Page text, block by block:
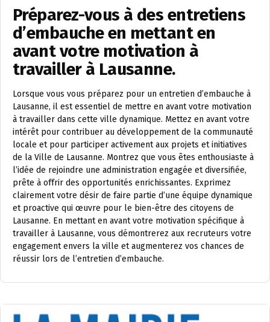
Préparez-vous à des entretiens
d’embauche en mettant en
avant votre motivation à
travailler à Lausanne.
Lorsque vous vous préparez pour un entretien d’embauche à
Lausanne, il est essentiel de mettre en avant votre motivation
à travailler dans cette ville dynamique. Mettez en avant votre
intérêt pour contribuer au développement de la communauté
locale et pour participer activement aux projets et initiatives
de la Ville de Lausanne. Montrez que vous êtes enthousiaste à
l’idée de rejoindre une administration engagée et diversifiée,
prête à offrir des opportunités enrichissantes. Exprimez
clairement votre désir de faire partie d’une équipe dynamique
et proactive qui œuvre pour le bien-être des citoyens de
Lausanne. En mettant en avant votre motivation spécifique à
travailler à Lausanne, vous démontrerez aux recruteurs votre
engagement envers la ville et augmenterez vos chances de
réussir lors de l’entretien d’embauche.